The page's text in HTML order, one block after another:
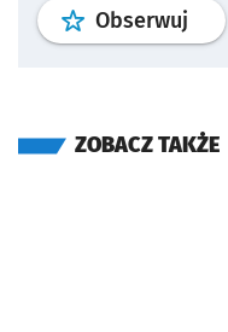
Obserwuj profil
ZOBACZ TAKŻE